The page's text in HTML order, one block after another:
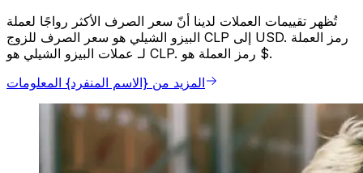
تُظهر تقييمات العملات لدينا أنّ سعر الصرف الأكثر رواجًا لعملة
البيزو الشيلي هو سعر الصرف للزوج CLP إلى USD. رمز العملة
لـ عملات البيزو الشيلي هو CLP. رمز العملة هو $.
المزيد من {الاسم المنفرد} المعلومات